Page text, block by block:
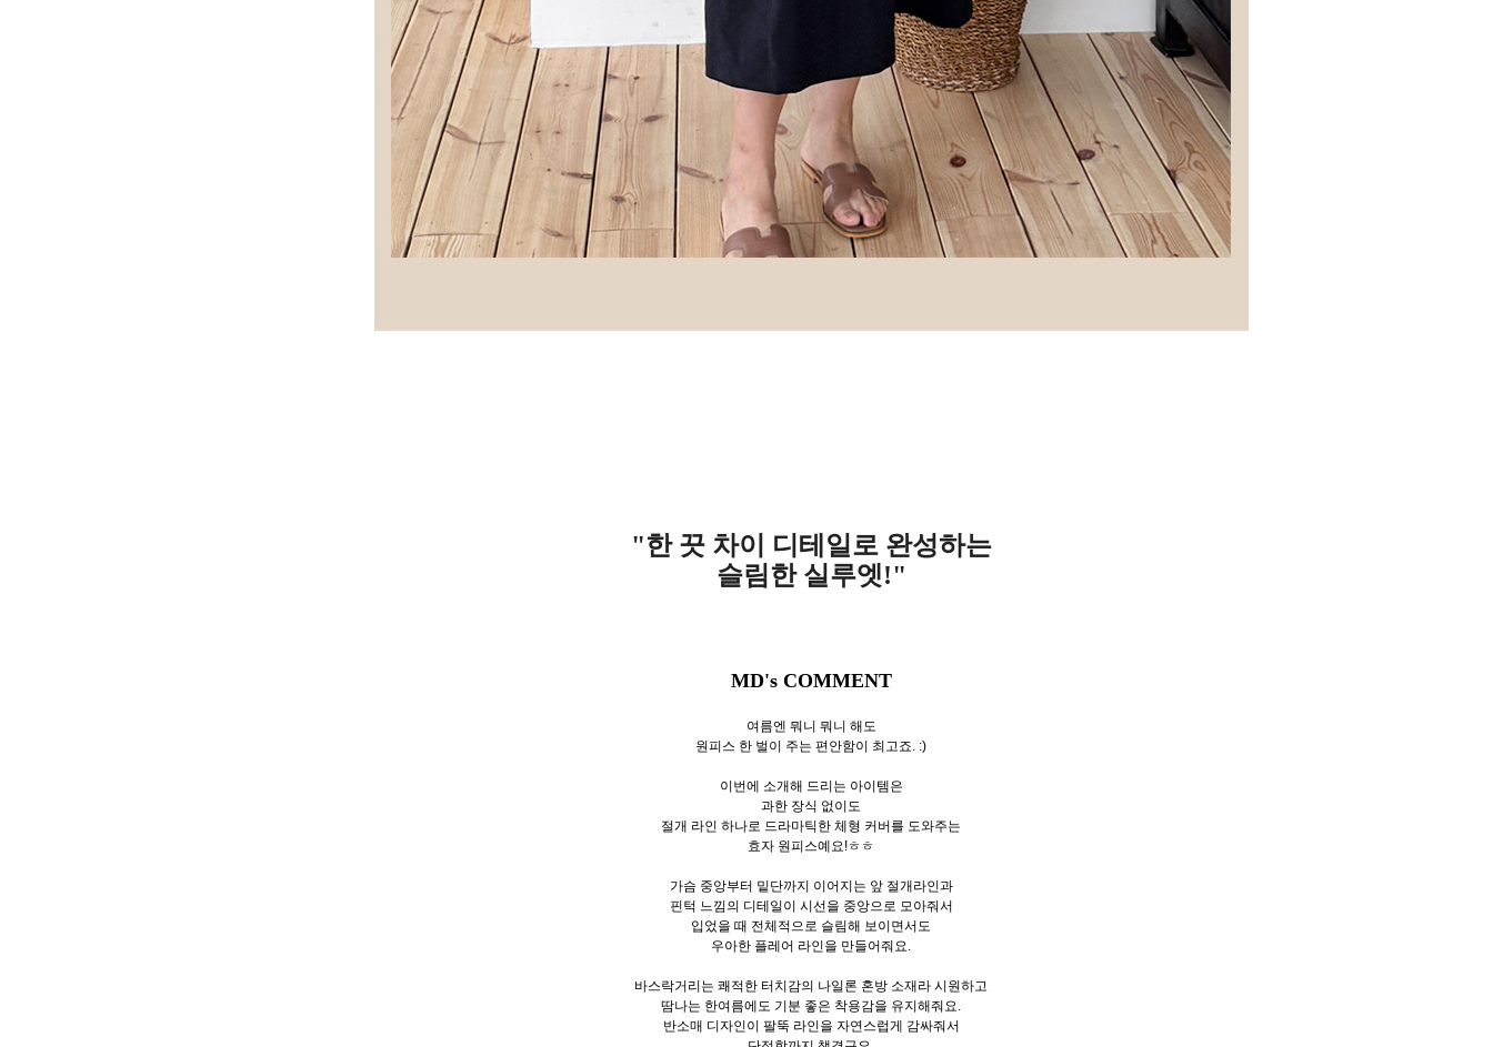
"한 끗 차이 디테일로 완성하는
슬림한 실루엣!"
MD's COMMENT
여름엔 뭐니 뭐니 해도
원피스 한 벌이 주는 편안함이 최고죠. :)
이번에 소개해 드리는 아이템은
과한 장식 없이도
절개 라인 하나로 드라마틱한 체형 커버를 도와주는
효자 원피스예요!ㅎㅎ
가슴 중앙부터 밑단까지 이어지는 앞 절개라인과
핀턱 느낌의 디테일이 시선을 중앙으로 모아줘서
입었을 때 전체적으로 슬림해 보이면서도
우아한 플레어 라인을 만들어줘요.
바스락거리는 쾌적한 터치감의 나일론 혼방 소재라 시원하고
땀나는 한여름에도 기분 좋은 착용감을 유지해줘요.
반소매 디자인이 팔뚝 라인을 자연스럽게 감싸줘서